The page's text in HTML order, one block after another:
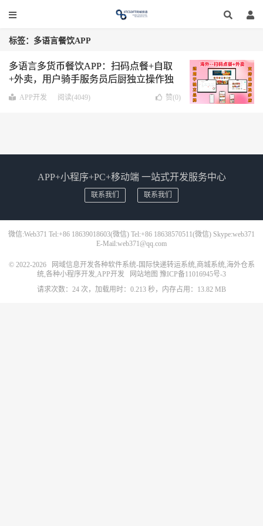
标签：多语言餐饮APP
多语言多货币餐饮APP：扫码点餐+自取
+外卖，用户骑手服务员后厨独立操作独
立应用，适用独立品牌单多店
APP开发 阅读(4049) 赞(0)
APP+小程序+PC+移动端 一站式开发服务中心
联系我们 联系我们
微信:Web371 Tel:+86 18639018603(微信) Tel:+86 18638570511(微信) Skype:web371
E-Mail:web371@qq.com
© 2022-2026
网域信息开发各种软件系统-国际快递转运系统,商城系统,海外仓系
统,各种小程序开发,APP开发
网站地图 豫ICP备11016945号-3
请求次数：24 次，加载用时：0.213 秒，内存占用：13.82 MB